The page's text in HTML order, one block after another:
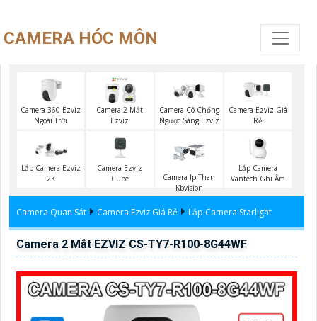
CAMERA HÓC MÔN
Camera 360 Ezviz
Ngoài Trời
Camera 2 Mắt
Ezviz
Camera Có Chống
Ngược Sáng Ezviz
Camera Ezviz Giá
Rẻ
Lắp Camera Ezviz
2K
Camera Ezviz
Cube
Camera Ip Than
Kbvision
Lắp Camera
Vantech Ghi Âm
Camera Quan Sát Camera Ezviz Giá Rẻ Lắp Camera Starlight
Camera 2 Mắt EZVIZ CS-TY7-R100-8G44WF